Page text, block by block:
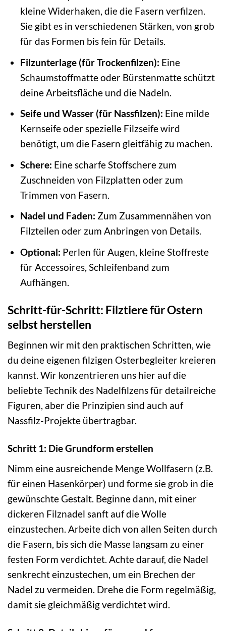
kleine Widerhaken, die die Fasern verfilzen.
Sie gibt es in verschiedenen Stärken, von grob
für das Formen bis fein für Details.
Filzunterlage (für Trockenfilzen): Eine
Schaumstoffmatte oder Bürstenmatte schützt
deine Arbeitsfläche und die Nadeln.
Seife und Wasser (für Nassfilzen): Eine milde
Kernseife oder spezielle Filzseife wird
benötigt, um die Fasern gleitfähig zu machen.
Schere: Eine scharfe Stoffschere zum
Zuschneiden von Filzplatten oder zum
Trimmen von Fasern.
Nadel und Faden: Zum Zusammennähen von
Filzteilen oder zum Anbringen von Details.
Optional: Perlen für Augen, kleine Stoffreste
für Accessoires, Schleifenband zum
Aufhängen.
Schritt-für-Schritt: Filztiere für Ostern
selbst herstellen
Beginnen wir mit den praktischen Schritten, wie
du deine eigenen filzigen Osterbegleiter kreieren
kannst. Wir konzentrieren uns hier auf die
beliebte Technik des Nadelfilzens für detailreiche
Figuren, aber die Prinzipien sind auch auf
Nassfilz-Projekte übertragbar.
Schritt 1: Die Grundform erstellen
Nimm eine ausreichende Menge Wollfasern (z.B.
für einen Hasenkörper) und forme sie grob in die
gewünschte Gestalt. Beginne dann, mit einer
dickeren Filznadel sanft auf die Wolle
einzustechen. Arbeite dich von allen Seiten durch
die Fasern, bis sich die Masse langsam zu einer
festen Form verdichtet. Achte darauf, die Nadel
senkrecht einzustechen, um ein Brechen der
Nadel zu vermeiden. Drehe die Form regelmäßig,
damit sie gleichmäßig verdichtet wird.